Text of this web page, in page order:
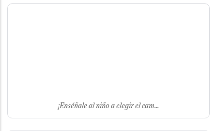
¡Enséñale al niño a elegir el cam...